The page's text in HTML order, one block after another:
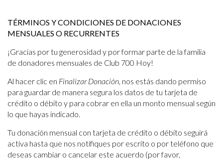
TÉRMINOS Y CONDICIONES DE DONACIONES
MENSUALES O RECURRENTES
¡Gracias por tu generosidad y por formar parte de la familia
de donadores mensuales de Club 700 Hoy!
Al hacer clic en Finalizar Donación, nos estás dando permiso
para guardar de manera segura los datos de tu tarjeta de
crédito o débito y para cobrar en ella un monto mensual según
lo que hayas indicado.
Tu donación mensual con tarjeta de crédito o débito seguirá
activa hasta que nos notifiques por escrito o por teléfono que
deseas cambiar o cancelar este acuerdo (por favor,